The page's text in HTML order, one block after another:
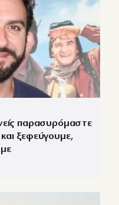
παρασυρόμαστε
ξεφεύγουμε,